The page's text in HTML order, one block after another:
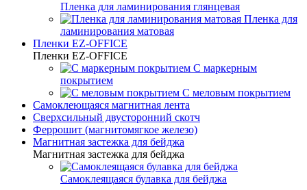
Пленка для ламинирования глянцевая
Пленка для
ламинирования матовая
Пленки EZ-OFFICE
Пленки EZ-OFFICE
С маркерным
покрытием
С меловым покрытием
Самоклеющаяся магнитная лента
Сверхсильный двусторонний скотч
Феррошит (магнитомягкое железо)
Магнитная застежка для бейджа
Магнитная застежка для бейджа
Самоклеящаяся булавка для бейджа